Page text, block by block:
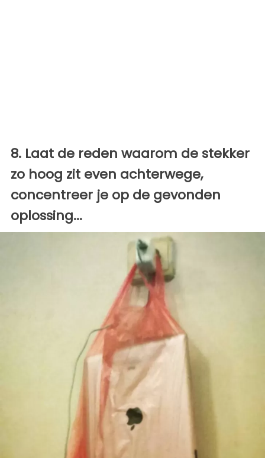
8. Laat de reden waarom de stekker
zo hoog zit even achterwege,
concentreer je op de gevonden
oplossing...